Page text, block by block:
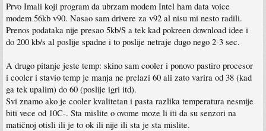
Prvo Imali koji program da ubrzam modem Intel ham data voice
modem 56kb v90. Nasao sam drivere za v92 al nisu mi nesto radili.
Prenos podataka nije presao 5kb/S a tek kad pokreen download idee i
do 200 kb/s al poslije spadne i to poslije netraje dugo nego 2-3 sec.
A drugo pitanje jeste temp: skino sam cooler i ponovo pastiro procesor
i cooler i stavio temp je manja ne prelazi 60 ali zato varira od 38 (kad
ga tek upalim) do 60 (poslije igri itd).
Svi znamo ako je cooler kvalitetan i pasta razlika temperatura nesmije
biti vece od 10C-. Sta mislite o ovome moze li iti da su senzori na
matičnoj otisli ili je to ok ili nije ili sta je sta mislite.